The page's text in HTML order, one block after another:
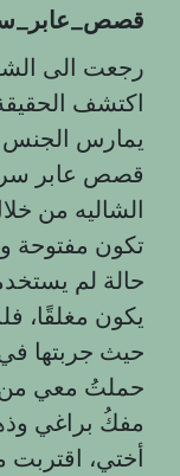
قصص عابر
رجعت الى
اكتشف
يمارس الجنس
قصص عابر
الشاليه من
تكون مفتوحة
حالة لم
يكون مغلقًا،
حيث جربتها
مفكُ براغي
أختي،